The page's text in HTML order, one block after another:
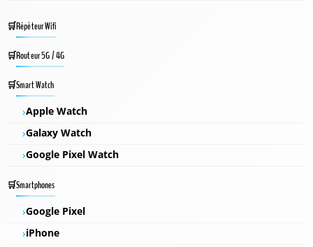
Répéteur Wifi
Routeur 5G / 4G
Smart Watch
Apple Watch
Galaxy Watch
Google Pixel Watch
Smartphones
Google Pixel
iPhone